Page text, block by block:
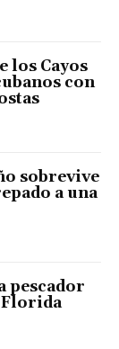
los Cayos
con
sobrevive
a una
pescador
Florida